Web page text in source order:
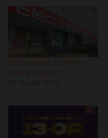
Electroplanet souffle sa
13ème bougie !